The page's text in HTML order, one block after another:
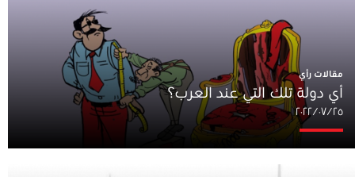
مقالات رأي
أي دولة تلك التي عند العرب؟
٢٥‏/٠٧‏/٢٠٢٢